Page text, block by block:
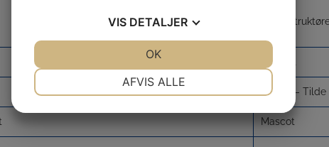
Alle
Maibritt
Mazha – Tilde
Mascot
VIS DETALJER
AFVIS ALLE
OK